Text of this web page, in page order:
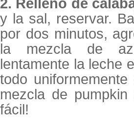
2. Relleno de
y la sal, reservar.
por dos minutos,
la mezcla de
lentamente la leche
todo
mezcla de
fácil!